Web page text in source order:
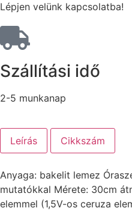
Lépjen velünk kapcsolatba!
Szállítási idő
2-5 munkanap
Leírás Cikkszám
Anyaga: bakelit lemez
mutatókkal Mérete: 30cm
elemmel (1,5V-os ceruza